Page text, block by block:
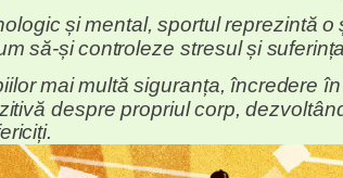
șimental, sportulreprezintă o
să-șicontroleze stresul și
maimultă siguranța, încredere în
despre propriulcorp,